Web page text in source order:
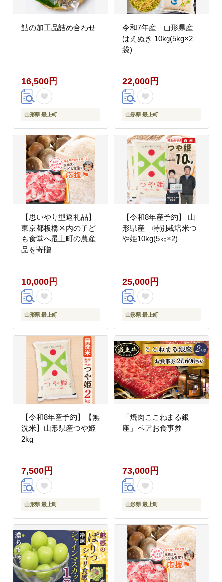
鮎の加工品詰め合わせ
16,500円
山形県 最上町
令和7年産 山形県産
はえぬき 10kg(5kg×2
袋)
22,000円
山形県 最上町
【思いやり型返礼品】
東京都板橋区内の子ど
も食堂へ最上町の農産
品を寄贈
10,000円
山形県 最上町
【令和8年産予約】 山
形県産 特別栽培米つ
や姫10kg(5㎏×2)
25,000円
山形県 最上町
【令和8年産予約】【無
洗米】山形県産つや姫
2kg
7,500円
山形県 最上町
「焼肉ここねまる銀
座」ペアお食事券
73,000円
山形県 最上町